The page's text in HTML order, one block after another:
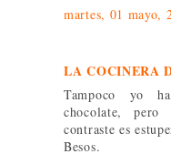
martes, 01 mayo,
LA COCINERA
Tampoco yo
chocolate,
contraste es
Besos.